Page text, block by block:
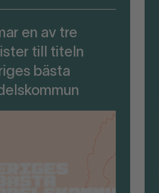
en av tre
till titeln
bästa